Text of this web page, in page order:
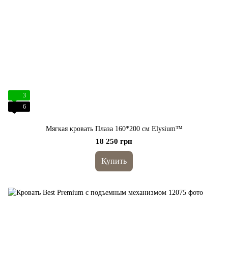
3
6
Мягкая кровать Плаза 160*200 cм Elysium™
18 250 грн
Купить